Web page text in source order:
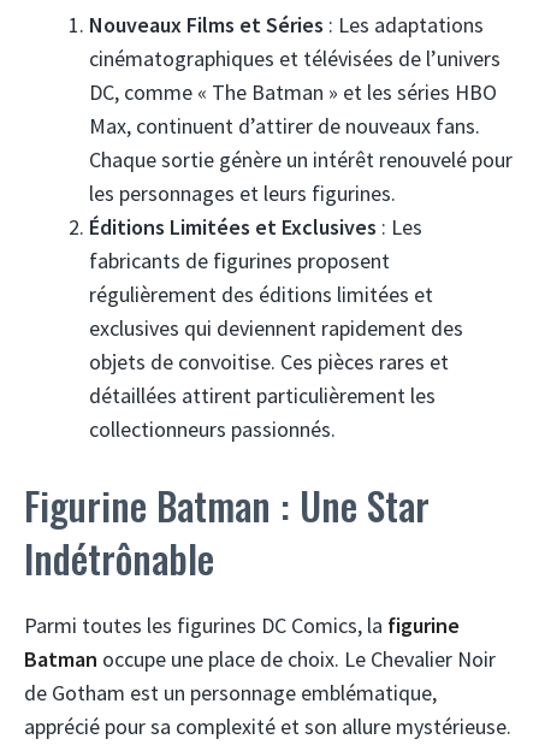
Nouveaux Films et Séries : Les adaptations
cinématographiques et télévisées de l’univers
DC, comme « The Batman » et les séries HBO
Max, continuent d’attirer de nouveaux fans.
Chaque sortie génère un intérêt renouvelé pour
les personnages et leurs figurines.
Éditions Limitées et Exclusives : Les
fabricants de figurines proposent
régulièrement des éditions limitées et
exclusives qui deviennent rapidement des
objets de convoitise. Ces pièces rares et
détaillées attirent particulièrement les
collectionneurs passionnés.
Figurine Batman : Une Star
Indétrônable
Parmi toutes les figurines DC Comics, la figurine
Batman occupe une place de choix. Le Chevalier Noir
de Gotham est un personnage emblématique,
apprécié pour sa complexité et son allure mystérieuse.